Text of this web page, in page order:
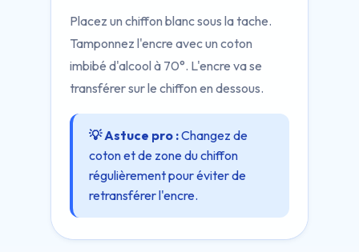
Placez un chiffon blanc sous la tache.
Tamponnez l'encre avec un coton
imbibé d'alcool à 70°. L'encre va se
transférer sur le chiffon en dessous.
💡 Astuce pro :Changez de
coton et de zone du chiffon
régulièrement pour éviter de
retransférer l'encre.